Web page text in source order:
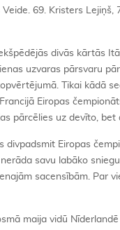
69. Kristers Lejiņš,
divās kārtās
uzvaras pārsvaru
Tikai kādā
Eiropas
pārcēlies uz devīto,
Eiropas
savu labāko
sacensībām. Par
maija vidū